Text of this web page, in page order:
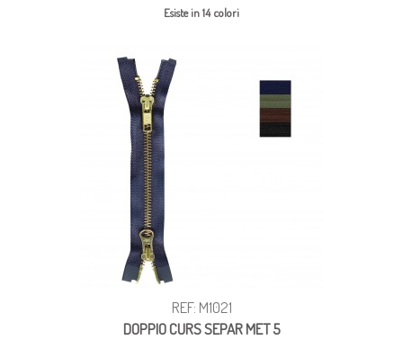
Esiste in 14 colori
REF: M1021
DOPPIO CURS SEPAR MET 5